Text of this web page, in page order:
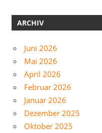
ARCHIV
Juni 2026
Mai 2026
April 2026
Februar 2026
Januar 2026
Dezember 2025
Oktober 2025